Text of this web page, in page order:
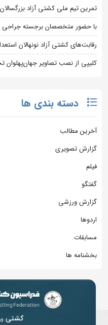
تمرین تیم ملی کشتی آزاد
با حضور متخصصان برجسته جراحی
رقابت‌های کشتی آزاد نونهالان
کلیپی از نصب تصاویر
دسته بندی ها
آخرین مطالب
گزارش تصویری
فیلم
گفتگو
گزارش ورزشی
اردوها
مسابقات
بخشنامه ها
کشتی